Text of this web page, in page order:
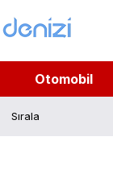
Otomobil